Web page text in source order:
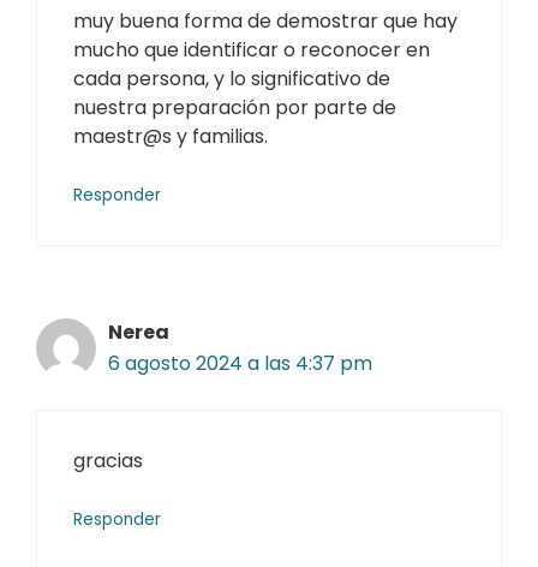
muy buena forma de demostrar que hay
mucho que identificar o reconocer en
cada persona, y lo significativo de
nuestra preparación por parte de
maestr@s y familias.
Responder
Nerea
6 agosto 2024 a las 4:37 pm
gracias
Responder